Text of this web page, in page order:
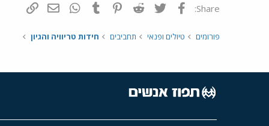
Share: פייסבוק Twitter
Reddit
Pinterest
Tumblr
WhatsAppדואר אלקטרוני
פורומים טיולים ופנאי תחביבים חידות טריוויה והגיון